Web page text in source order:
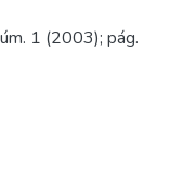
1 (2003); pág.